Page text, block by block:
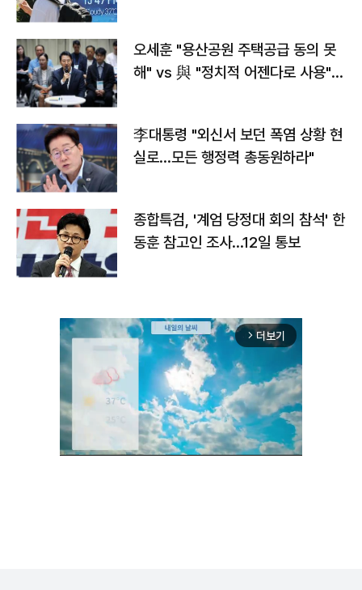
오세훈 "용산공원 주택공급 동의 못
해" vs 與 "정치적 어젠다로 사용"
李대통령 "외신서 보던 폭염 상황 현
실로…모든 행정력 총동원하라"
종합특검, '계엄 당정대 회의 참석' 한
동훈 참고인 조사...12일 통보
arrow_forward_ios 더보기